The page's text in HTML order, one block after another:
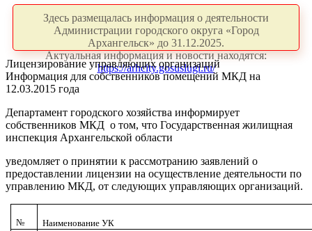
Здесь размещалась информация о деятельности
Администрации городского округа «Город
Архангельск» до 31.12.2025.
Актуальная информация и новости находятся:
https://arhcity.gosuslugi.ru/
Лицензирование управляющих организаций
Информация для собственников помещений МКД на
12.03.2015 года
Департамент городского хозяйства информирует
собственников МКД о том, что Государственная жилищная
инспекция Архангельской области
уведомляет о принятии к рассмотранию заявлений о
предоставлении лицензии на осуществление деятельности по
управлению МКД, от следующих управляющих организаций.
№ Наименование УК